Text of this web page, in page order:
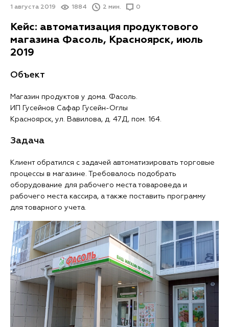
1 августа 2019 1884 2 мин. 0
Кейс: автоматизация продуктового
магазина Фасоль, Красноярск, июль
2019
Объект
Магазин продуктов у дома. Фасоль.
ИП Гусейнов Сафар Гусейн-Оглы
Красноярск, ул. Вавилова, д. 47Д, пом. 164.
Задача
Клиент обратился с задачей автоматизировать торговые
процессы в магазине. Требовалось подобрать
оборудование для рабочего места товароведа и
рабочего места кассира, а также поставить программу
для товарного учета.